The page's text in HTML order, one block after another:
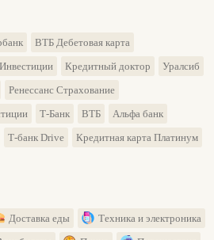
ВТБ Дебетовая карта
Кредитный доктор
Уралсиб
Ренессанс Страхование
Т-Банк ВТБ
Альфа банк
Т-банк Drive
Кредитная карта Платинум
Доставка еды
Техника и электроника